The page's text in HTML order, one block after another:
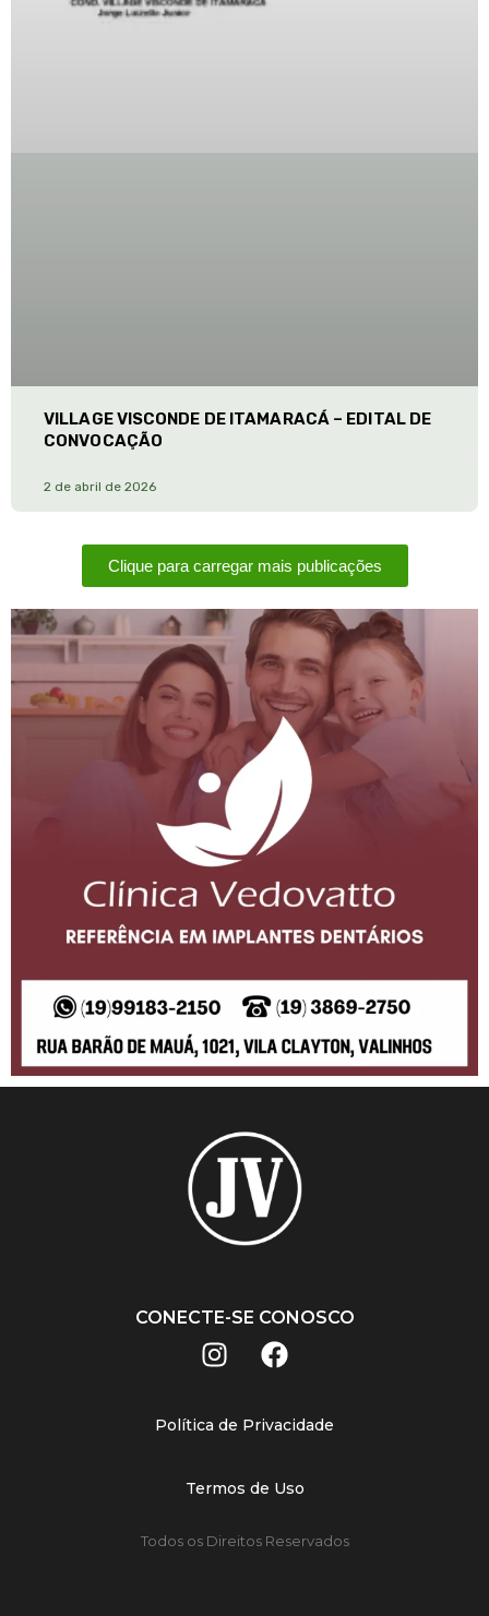
VILLAGE VISCONDE DE ITAMARACÁ – EDITAL DE
CONVOCAÇÃO
2 de abril de 2026
Clique para carregar mais publicações
CONECTE-SE CONOSCO
Política de Privacidade
Termos de Uso
Todos os Direitos Reservados